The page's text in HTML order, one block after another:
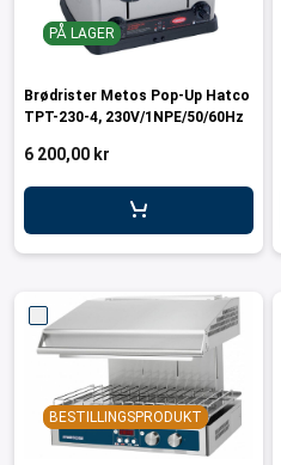
PÅ LAGER
Brødrister Metos Pop-Up Hatco
TPT-230-4, 230V/1NPE/50/60Hz
6 200,00 kr
BESTILLINGSPRODUKT